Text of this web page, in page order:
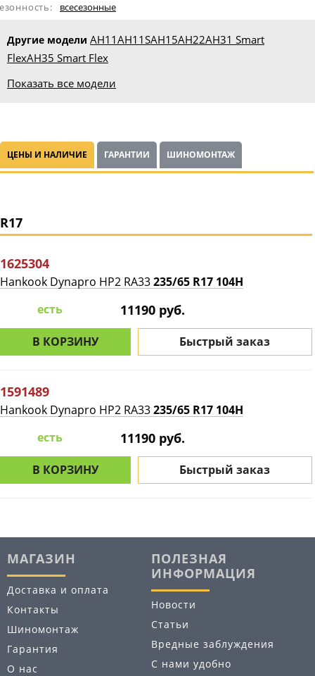
всесезонные
Другие модели AH11AH11SAH15AH22AH31 Smart
FlexAH35 Smart Flex
Показать все модели
ЦЕНЫ И НАЛИЧИЕ ГАРАНТИИ ШИНОМОНТАЖ
R17
1625304
Hankook Dynapro HP2 RA33235/65 R17 104H
есть
11190 руб.
В КОРЗИНУ Быстрый заказ
1591489
Hankook Dynapro HP2 RA33235/65 R17 104H
есть
11190 руб.
В КОРЗИНУ Быстрый заказ
МАГАЗИН
Доставка и оплата
Контакты
Шиномонтаж
Гарантия
О нас
ПОЛЕЗНАЯ
ИНФОРМАЦИЯ
Новости
Статьи
Вредные заблуждения
С нами удобно